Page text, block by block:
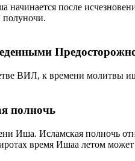
после
полуночи.
ВИЛ, к времени молитвы
полночь
Иша. Исламская полночь
время Ишаа летом